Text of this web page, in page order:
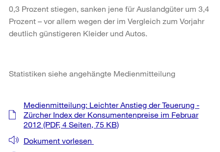
0,3 Prozent stiegen, sanken jene für Auslandgüter um 3,4
Prozent – vor allem wegen der im Vergleich zum Vorjahr
deutlich günstigeren Kleider und Autos.
Statistiken siehe angehängte Medienmitteilung
Weitere
Informationen
Medienmitteilung: Leichter Anstieg der Teuerung -
Zürcher Index der Konsumentenpreise im Februar
2012 (PDF, 4 Seiten, 75 KB)
Dokument vorlesen